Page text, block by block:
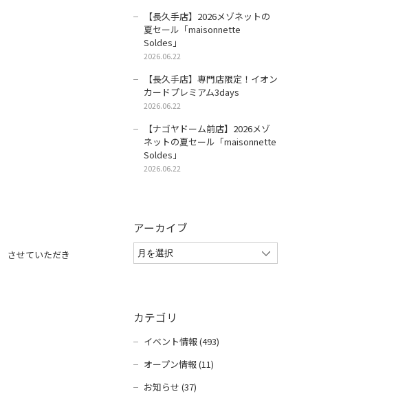
させていただき
【長久手店】2026メゾネットの
夏セール「maisonnette
Soldes」
2026.06.22
【長久手店】専門店限定！イオン
カードプレミアム3days
2026.06.22
【ナゴヤドーム前店】2026メゾ
ネットの夏セール「maisonnette
Soldes」
2026.06.22
アーカイブ
カテゴリ
イベント情報 (493)
オープン情報 (11)
お知らせ (37)